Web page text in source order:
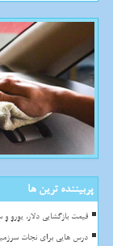
پربیننده ترین ها
قیمت بازگشایی دلار، یورو و سایر ارزها امروز
درس هایی برای نجات